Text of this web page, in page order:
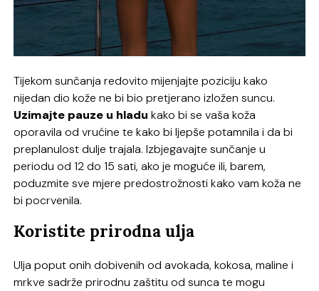
Tijekom sunčanja redovito mijenjajte poziciju kako
nijedan dio kože ne bi bio pretjerano izložen suncu.
Uzimajte pauze u hladu kako bi se vaša koža
oporavila od vrućine te kako bi ljepše potamnila i da bi
preplanulost dulje trajala. Izbjegavajte sunčanje u
periodu od 12 do 15 sati, ako je moguće ili, barem,
poduzmite sve mjere predostrožnosti kako vam koža ne
bi pocrvenila.
Koristite prirodna ulja
Ulja poput onih dobivenih od avokada, kokosa, maline i
mrkve sadrže prirodnu zaštitu od sunca te mogu